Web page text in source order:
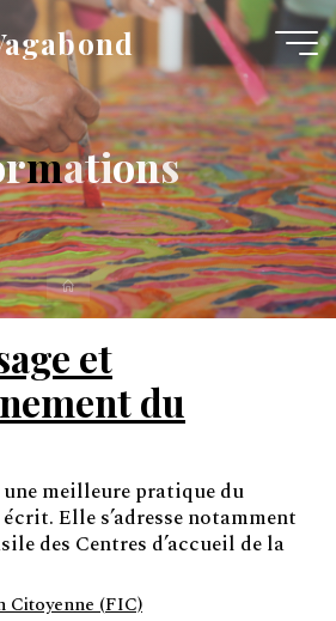
rmations
et
du
meilleure pratique du
Elle s’adresse notamment
des Centres d’accueil de la
(FIC)